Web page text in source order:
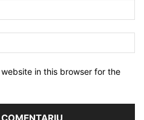
in this browser for the